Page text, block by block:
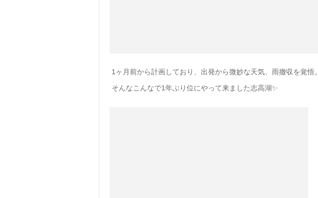
1ヶ月前から計画しており、出発から微妙な天気、雨撤収を覚悟。
そんなこんなで1年ぶり位にやって来ました志高湖✨